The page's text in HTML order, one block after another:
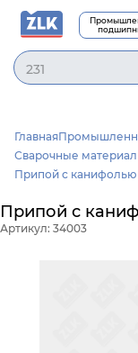
2
Главная
Сварочные
Припой с канифолью
Припой с
Артикул: 34003